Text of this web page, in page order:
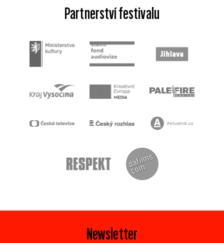
Partnerství festivalu
Newsletter